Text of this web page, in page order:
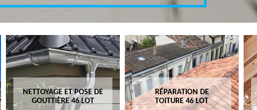
NETTOYAGE ET POSE DE
GOUTTIÈRE 46 LOT
RÉPARATION DE
TOITURE 46 LOT